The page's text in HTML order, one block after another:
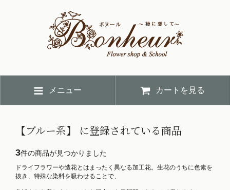
メニュー カートを見る
【ブルー系】 に登録されている商品
3件の商品が見つかりました
ドライフラワーや造花とはまったく異なる加工花。生花のうちに色素を
抜き、特殊な染料を吸わせることで、